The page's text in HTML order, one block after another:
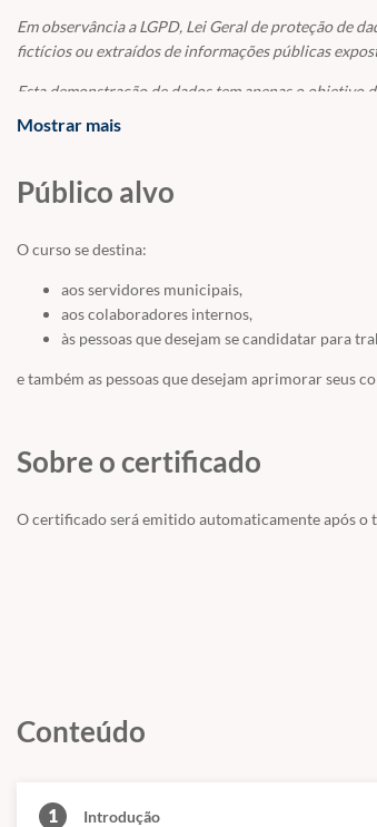
Em observância a LGPD, Lei Geral de proteção de
fictícios ou extraídos de informações públicas
Esta demonstração de dados tem apenas o objetivo
Qualquer semelhança com nomes, pessoas, fatos,
avisem pelos nossos canais de comunicação (
Todo o conteúdo do curso é protegido pelas leis de
imagens, áudio ou qualquer conteúdo das aulas
Mostrar mais
Público alvo
O curso se destina:
aos servidores municipais,
aos colaboradores internos,
às pessoas que desejam se candidatar para
e também as pessoas que desejam aprimorar seus
Sobre o certificado
O certificado será emitido automaticamente após o
Conteúdo
1 Introdução